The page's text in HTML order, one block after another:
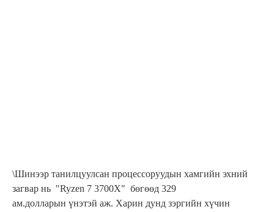
\Шинээр танилцуулсан процессоруудын хамгийн эхний
загвар нь "Ryzen 7 3700X" бөгөөд 329
ам.долларын үнэтэй аж. Харин дунд зэргийн хүчин